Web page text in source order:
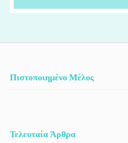
πραγματοποιούμε εβδομαδιαία
αξιολόγηση και τη βέλτιστη
Πιστοποιημένο Μέλος
Τελευταία Άρθρα